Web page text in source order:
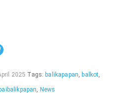
2025 Tags: balikapapan, balkot,
, News